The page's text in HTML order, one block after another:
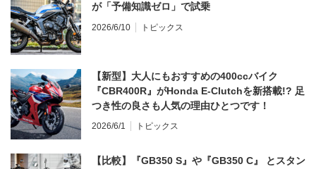
が「予備知識ゼロ」で試乗
2026/6/10 トピックス
【新型】大人にもおすすめの400ccバイク
『CBR400R』がHonda E-Clutchを新搭載!? 足
つき性の良さも人気の理由ひとつです！
2026/6/1 トピックス
【比較】『GB350 S』や『GB350 C』 とスタン